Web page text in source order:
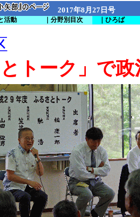
2017年8月27日号
活動 ｜分野別目次 ｜ひろば
とトーク」で